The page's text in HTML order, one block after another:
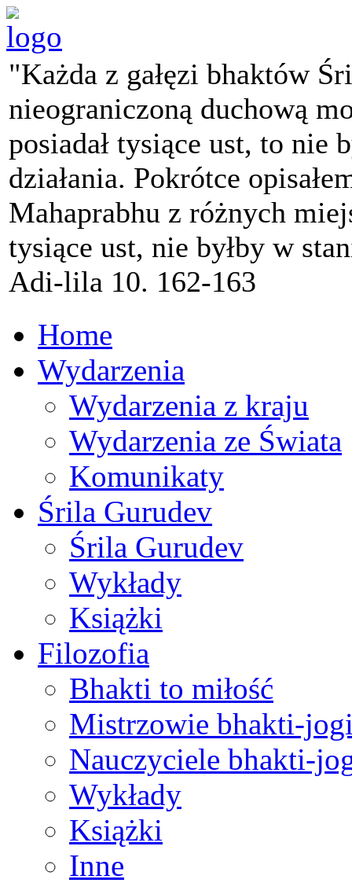
"Każda z gałęzi bhaktów
nieograniczoną duchową
posiadał tysiące ust, to nie
działania. Pokrótce
Mahaprabhu z różnych
tysiące ust, nie byłby w
Adi-lila 10. 162-163
Home
Wydarzenia
Wydarzenia z kraju
Wydarzenia ze Świata
Komunikaty
Śrila Gurudev
Śrila Gurudev
Wykłady
Książki
Filozofia
Bhakti to miłość
Mistrzowie bhakti-
Nauczyciele bhakti-
Wykłady
Książki
Inne